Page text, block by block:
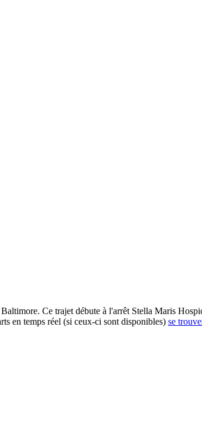
Ce trajet débute à l'arrêt Stella Maris
en temps réel (si ceux-ci sont disponibles) se